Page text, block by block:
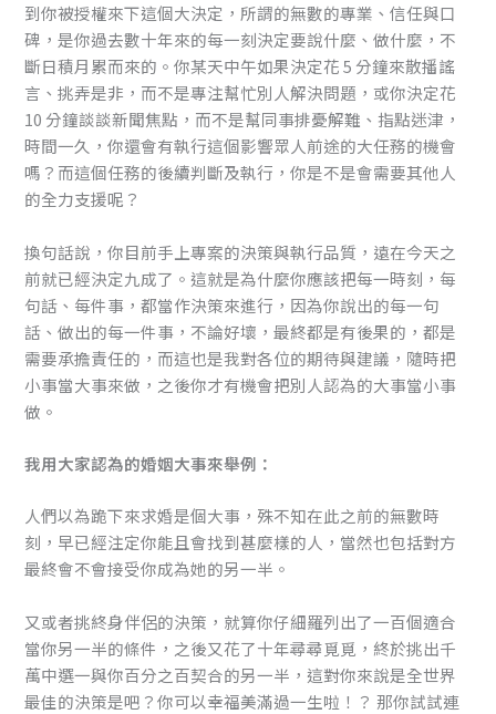
到你被授權來下這個大決定，所謂的無數的專業、信任與口
碑，是你過去數十年來的每一刻決定要說什麼、做什麼，不
斷日積月累而來的。你某天中午如果決定花 5 分鐘來散播謠
言、挑弄是非，而不是專注幫忙別人解決問題，或你決定花
10 分鐘談談新聞焦點，而不是幫同事排憂解難、指點迷津，
時間一久，你還會有執行這個影響眾人前途的大任務的機會
嗎？而這個任務的後續判斷及執行，你是不是會需要其他人
的全力支援呢？
換句話說，你目前手上專案的決策與執行品質，遠在今天之
前就已經決定九成了。這就是為什麼你應該把每一時刻，每
句話、每件事，都當作決策來進行，因為你說出的每一句
話、做出的每一件事，不論好壞，最終都是有後果的，都是
需要承擔責任的，而這也是我對各位的期待與建議，隨時把
小事當大事來做，之後你才有機會把別人認為的大事當小事
做。
我用大家認為的婚姻大事來舉例：
人們以為跪下來求婚是個大事，殊不知在此之前的無數時
刻，早已經注定你能且會找到甚麼樣的人，當然也包括對方
最終會不會接受你成為她的另一半。
又或者挑終身伴侶的決策，就算你仔細羅列出了一百個適合
當你另一半的條件，之後又花了十年尋尋覓覓，終於挑出千
萬中選一與你百分之百契合的另一半，這對你來說是全世界
最佳的決策是吧？你可以幸福美滿過一生啦！？ 那你試試連